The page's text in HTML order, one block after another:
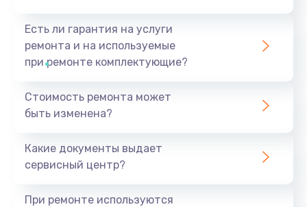
Есть ли гарантия на услуги
ремонта и на используемые
при ремонте комплектующие?
Стоимость ремонта может
быть изменена?
Какие документы выдает
сервисный центр?
При ремонте используются